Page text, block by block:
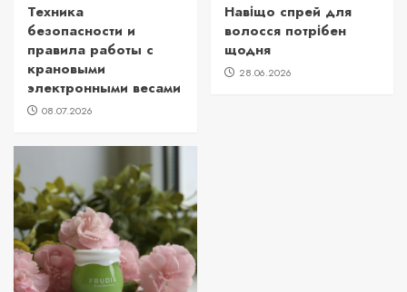
Техника
безопасности и
правила работы с
крановыми
электронными весами
08.07.2026
Навіщо спрей для
волосся потрібен
щодня
28.06.2026